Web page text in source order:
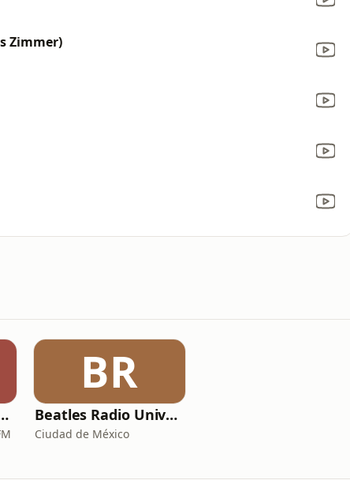
Zimmer)
Online
BR
Beatles Radio Universal
Ciudad de México